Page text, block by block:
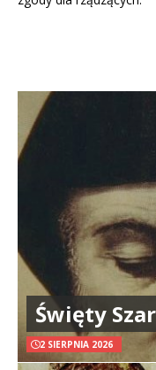
Święty
2 SIERPNIA 2026